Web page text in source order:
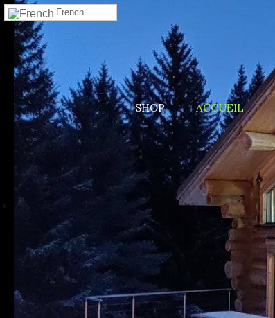
French
SHOP ACCUEIL
Console de débogage Joomla!
Session
Profil d'information
Occupation de la mémoire
Requêtes de base de données